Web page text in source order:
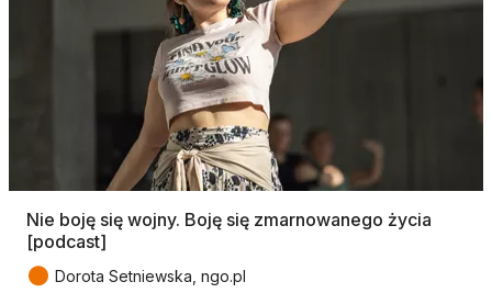
Nie boję się wojny. Boję się zmarnowanego życia
[podcast]
● Dorota Setniewska, ngo.pl